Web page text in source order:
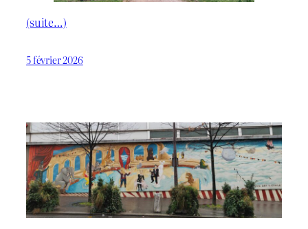
(suite…)
5 février 2026